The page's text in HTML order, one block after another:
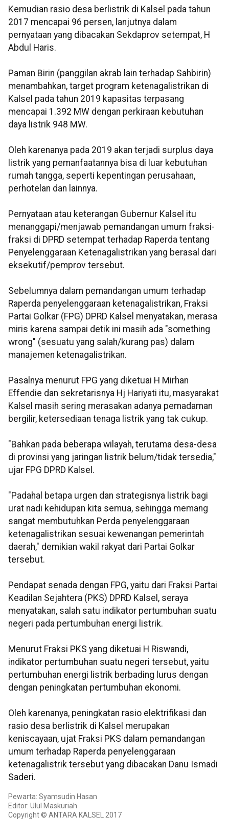
Kemudian rasio desa berlistrik di Kalsel pada tahun
2017 mencapai 96 persen, lanjutnya dalam
pernyataan yang dibacakan Sekdaprov setempat, H
Abdul Haris.
Paman Birin (panggilan akrab lain terhadap Sahbirin)
menambahkan, target program ketenagalistrikan di
Kalsel pada tahun 2019 kapasitas terpasang
mencapai 1.392 MW dengan perkiraan kebutuhan
daya listrik 948 MW.
Oleh karenanya pada 2019 akan terjadi surplus daya
listrik yang pemanfaatannya bisa di luar kebutuhan
rumah tangga, seperti kepentingan perusahaan,
perhotelan dan lainnya.
Pernyataan atau keterangan Gubernur Kalsel itu
menanggapi/menjawab pemandangan umum fraksi-
fraksi di DPRD setempat terhadap Raperda tentang
Penyelenggaraan Ketenagalistrikan yang berasal dari
eksekutif/pemprov tersebut.
Sebelumnya dalam pemandangan umum terhadap
Raperda penyelenggaraan ketenagalistrikan, Fraksi
Partai Golkar (FPG) DPRD Kalsel menyatakan, merasa
miris karena sampai detik ini masih ada "something
wrong" (sesuatu yang salah/kurang pas) dalam
manajemen ketenagalistrikan.
Pasalnya menurut FPG yang diketuai H Mirhan
Effendie dan sekretarisnya Hj Hariyati itu, masyarakat
Kalsel masih sering merasakan adanya pemadaman
bergilir, ketersediaan tenaga listrik yang tak cukup.
"Bahkan pada beberapa wilayah, terutama desa-desa
di provinsi yang jaringan listrik belum/tidak tersedia,"
ujar FPG DPRD Kalsel.
"Padahal betapa urgen dan strategisnya listrik bagi
urat nadi kehidupan kita semua, sehingga memang
sangat membutuhkan Perda penyelenggaraan
ketenagalistrikan sesuai kewenangan pemerintah
daerah," demikian wakil rakyat dari Partai Golkar
tersebut.
Pendapat senada dengan FPG, yaitu dari Fraksi Partai
Keadilan Sejahtera (PKS) DPRD Kalsel, seraya
menyatakan, salah satu indikator pertumbuhan suatu
negeri pada pertumbuhan energi listrik.
Menurut Fraksi PKS yang diketuai H Riswandi,
indikator pertumbuhan suatu negeri tersebut, yaitu
pertumbuhan energi listrik berbading lurus dengan
dengan peningkatan pertumbuhan ekonomi.
Oleh karenanya, peningkatan rasio elektrifikasi dan
rasio desa berlistrik di Kalsel merupakan
keniscayaan, ujat Fraksi PKS dalam pemandangan
umum terhadap Raperda penyelenggaraan
ketenagalistrik tersebut yang dibacakan Danu Ismadi
Saderi.
Pewarta: Syamsudin Hasan
Editor: Ulul Maskuriah
Copyright © ANTARA KALSEL 2017